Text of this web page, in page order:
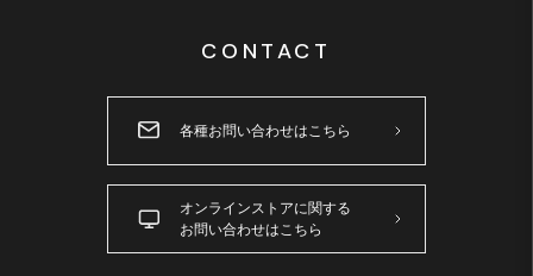
CONTACT
各種お問い合わせはこちら
オンラインストアに関する
お問い合わせはこちら